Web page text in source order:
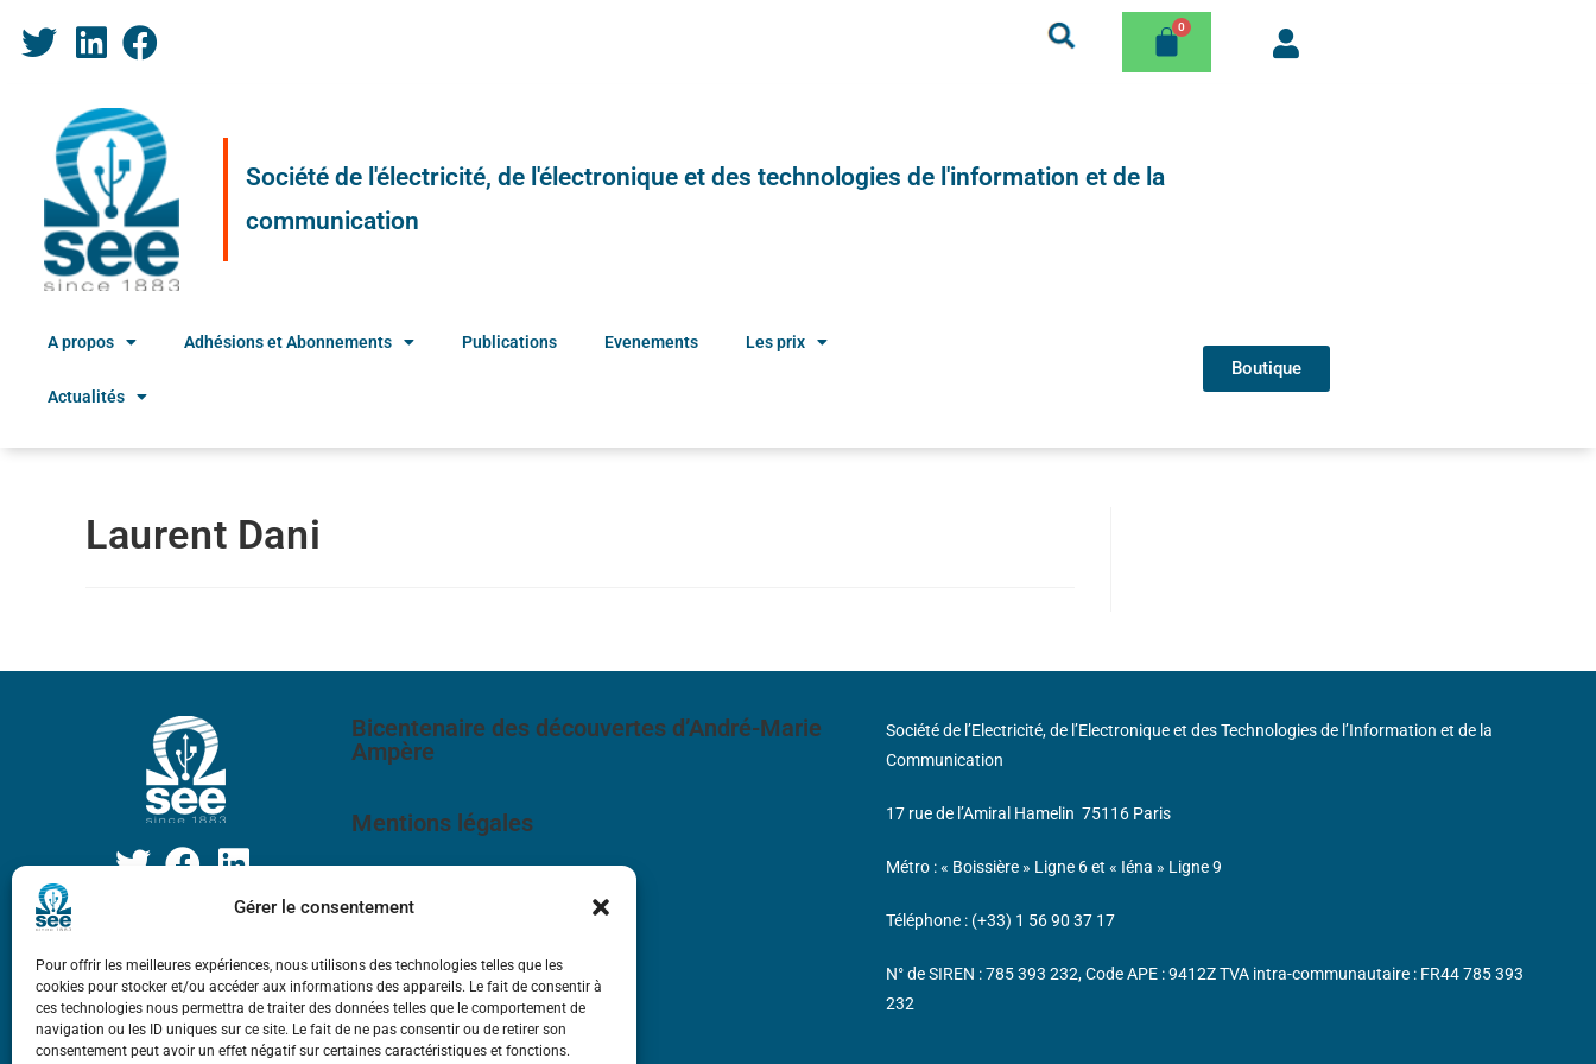
Gérer le consentement
Pour offrir les meilleures expériences, nous utilisons des technologies telles que les
cookies pour stocker et/ou accéder aux informations des appareils. Le fait de consentir à
ces technologies nous permettra de traiter des données telles que le comportement de
navigation ou les ID uniques sur ce site. Le fait de ne pas consentir ou de retirer son
consentement peut avoir un effet négatif sur certaines caractéristiques et fonctions.
Société de l'électricité, de l'électronique et des technologies de l'information et de la
communication
A propos Adhésions et Abonnements Publications Evenements Les prix
Actualités
Boutique
Laurent Dani
Bicentenaire des découvertes d’André-Marie
Ampère
Mentions légales
Société de l’Electricité, de l’Electronique et des Technologies de l’Information et de la
Communication
17 rue de l’Amiral Hamelin 75116 Paris
Métro : « Boissière » Ligne 6 et « Iéna » Ligne 9
Téléphone : (+33) 1 56 90 37 17
N° de SIREN : 785 393 232, Code APE : 9412Z TVA intra-communautaire : FR44 785 393
232